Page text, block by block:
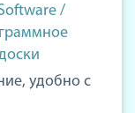
/
удобно с